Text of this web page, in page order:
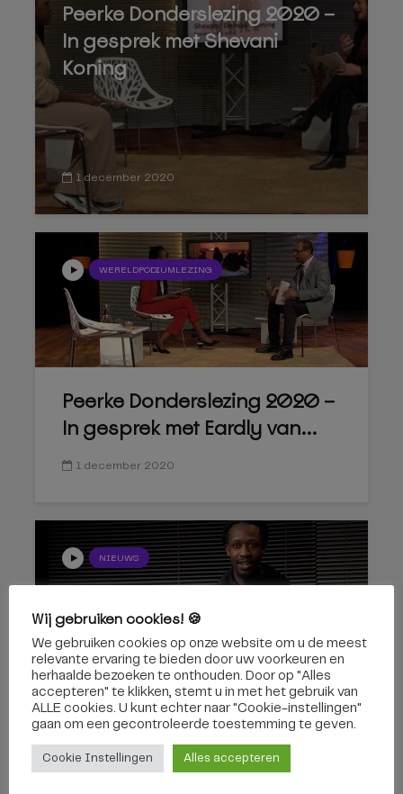
Peerke Donderslezing 2020 –
In gesprek met Shevani
Koning
1 december 2020
WERELDPODIUMLEZING
Peerke Donderslezing 2020 –
In gesprek met Eardly van...
1 december 2020
NIEUWS
Peerke Donderslezing door
Akwasi: ‘Onderschat nooit...
26 november 2020
Wij gebruiken cookies! 🍪
We gebruiken cookies op onze website om u de meest
relevante ervaring te bieden door uw voorkeuren en
herhaalde bezoeken te onthouden. Door op "Alles
accepteren" te klikken, stemt u in met het gebruik van
ALLE cookies. U kunt echter naar "Cookie-instellingen"
gaan om een ​​gecontroleerde toestemming te geven.
Cookie Instellingen Alles accepteren